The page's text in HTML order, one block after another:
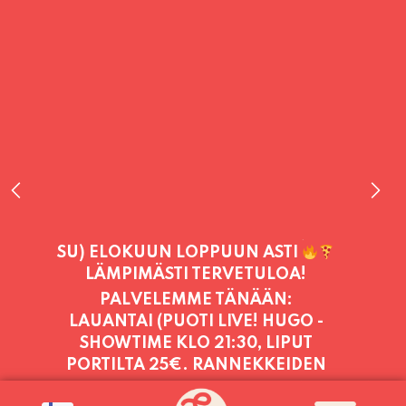
PALVELEMME TÄNÄÄN:
LAUANTAI (PUOTI LIVE! HUGO -
SHOWTIME KLO 21:30, LIPUT
PORTILTA 25€. RANNEKKEIDEN
VAIHTO KLO 20:30 ALKAEN.)11:00 -
23:30
PALVELEMME PÄIVITTÄIN (MA-SU